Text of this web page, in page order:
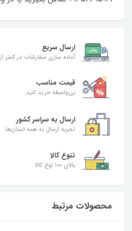
ارسال سریع
آماده سازی سفارشات در کمتر از ۴۸ ساعت
قیمت مناسب
بی‌واسطه خرید کنید
ارسال به سراسر کشور
تجربه ارسال به همه استان‌ها
تنوع کالا
بالای ۱۰۰ نوع کالا
محصولات مرتبط